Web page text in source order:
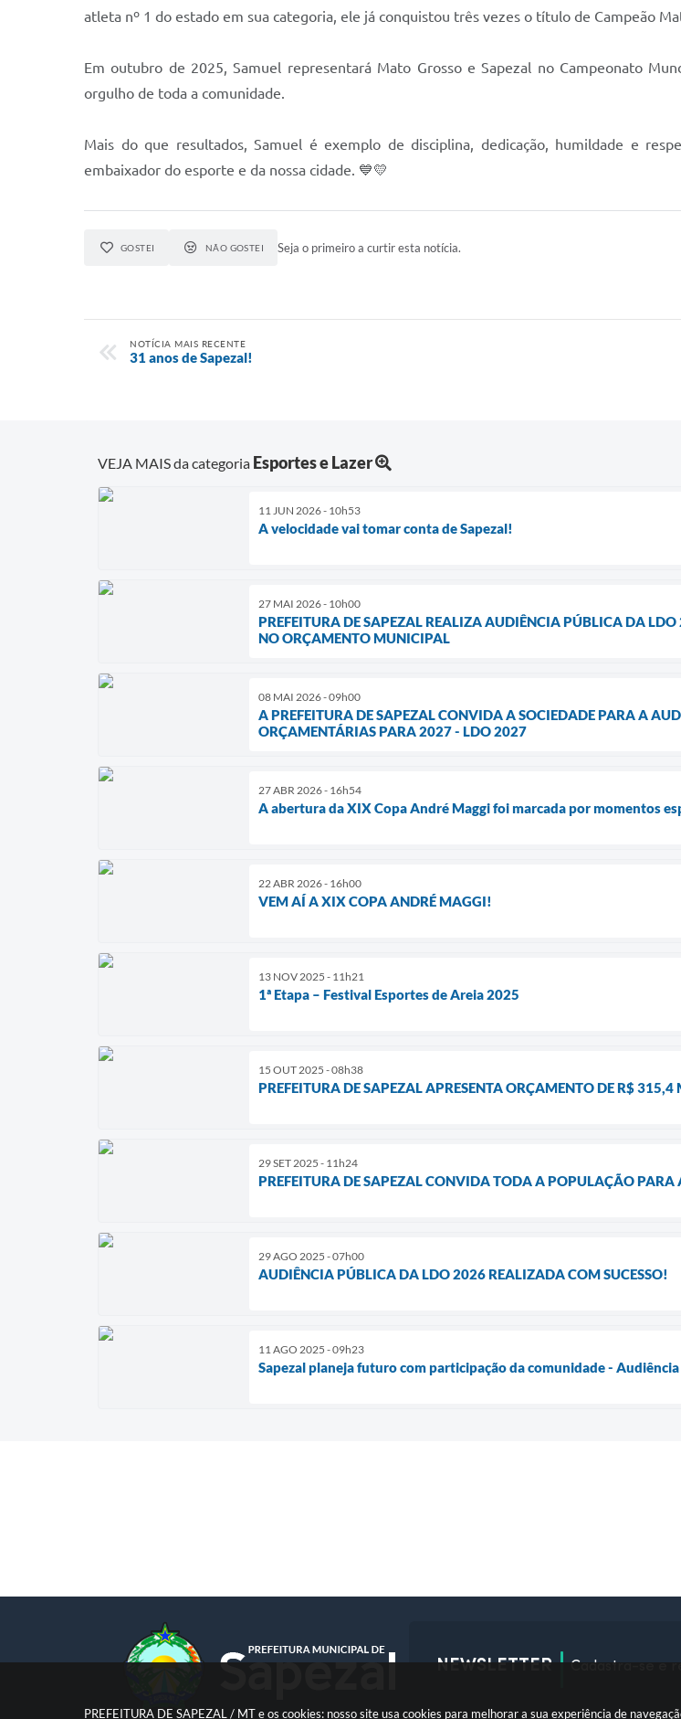
PREFEITURA DE SAPEZAL / MT e os cookies: nosso site usa cookies para melhorar a sua experiência de
atleta nº 1 do estado em sua categoria, ele já conquistou três vezes o título de Campeão
Em outubro de 2025, Samuel representará Mato Grosso e Sapezal no Campeonato
orgulho de toda a comunidade.
Mais do que resultados, Samuel é exemplo de disciplina, dedicação, humildade e
embaixador do esporte e da nossa cidade. 💙💛
GOSTEI NÃO GOSTEI Seja o primeiro a curtir esta notícia.
NOTÍCIA MAIS RECENTE
31 anos de Sapezal!
VEJA MAIS da categoria Esportes e Lazer
11 JUN 2026 - 10h53
A velocidade vai tomar conta de Sapezal!
27 MAI 2026 - 10h00
PREFEITURA DE SAPEZAL REALIZA AUDIÊNCIA PÚBLICA DA
NO ORÇAMENTO MUNICIPAL
08 MAI 2026 - 09h00
A PREFEITURA DE SAPEZAL CONVIDA A SOCIEDADE PARA A
ORÇAMENTÁRIAS PARA 2027 - LDO 2027
27 ABR 2026 - 16h54
A abertura da XIX Copa André Maggi foi marcada por momentos
22 ABR 2026 - 16h00
VEM AÍ A XIX COPA ANDRÉ MAGGI!
13 NOV 2025 - 11h21
1ª Etapa – Festival Esportes de Areia 2025
15 OUT 2025 - 08h38
PREFEITURA DE SAPEZAL APRESENTA ORÇAMENTO DE R$
29 SET 2025 - 11h24
PREFEITURA DE SAPEZAL CONVIDA TODA A POPULAÇÃO
29 AGO 2025 - 07h00
AUDIÊNCIA PÚBLICA DA LDO 2026 REALIZADA COM SUCESSO!
11 AGO 2025 - 09h23
Sapezal planeja futuro com participação da comunidade -
NEWSLETTER Cadastra-se e